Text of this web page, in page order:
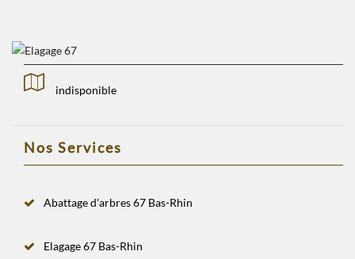
indisponible
Nos Services
Abattage d'arbres 67 Bas-Rhin
Elagage 67 Bas-Rhin